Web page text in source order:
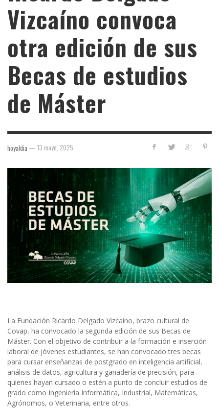
Vizcaíno convoca
otra edición de sus
Becas de estudios
de Máster
hoyaldia — 13 mayo, 2025
La Fundación Ricardo Delgado Vizcaíno, brazo cultural de
Covap, ha convocado la segunda edición de sus Becas de
Máster. Con el objetivo de contribuir a la formación e inserción
laboral de jóvenes estudiantes, se han convocado tres becas
para cursar enseñanzas de postgrado en inteligencia artificial,
análisis de datos, agricultura y ganadería de precisión, para
quienes hayan cursado o estén a punto de concluir estudios de
grado como Ingeniería Informática, Industrial, Matemáticas,
Agrónomos, o Veterinaria, entre otros.